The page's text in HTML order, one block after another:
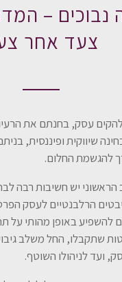
נבוכים –
צעד אחר
עסק, בחנתם את
שיווקית ופיננסית,
להגשמת החלום.
יש חשיבות רבה
הרלבנטיים לעסק
להשפיע באופן מהותי על
שתקבלו, החל משלב
ועד לניהולו השוטף.